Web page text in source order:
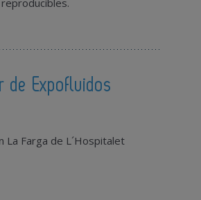
de Expofluidos
Farga de L´Hospitalet